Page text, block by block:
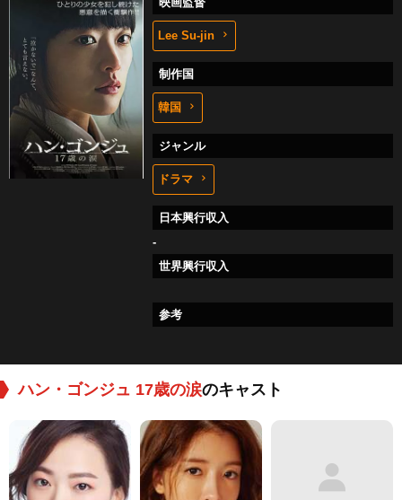
Lee Su-jin
制作国
韓国
ジャンル
ドラマ
日本興行収入
-
世界興行収入
参考
ハン・ゴンジュ 17歳の涙のキャスト